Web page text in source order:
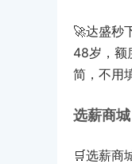
🚀达盛秒
48岁，额
简，不用
选薪商城
🛒选薪商